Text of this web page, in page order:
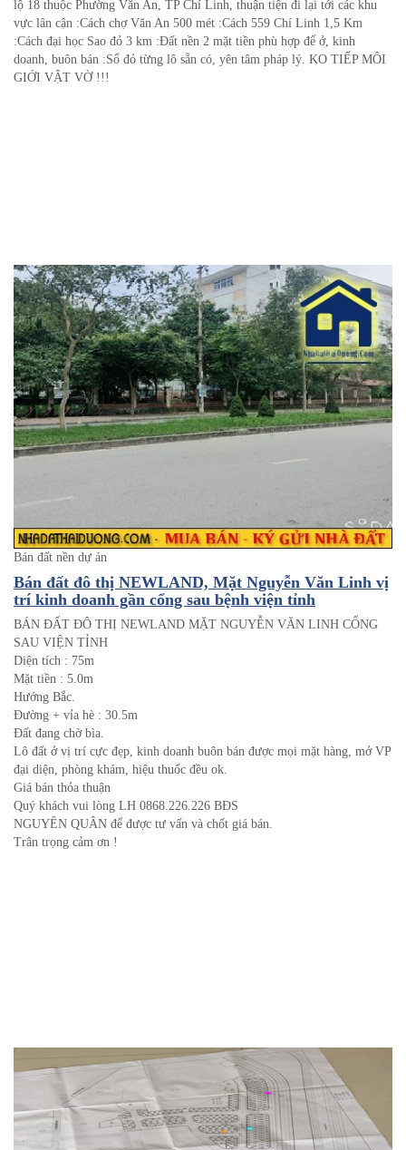
lộ 18 thuộc Phường Văn An, TP Chí Linh, thuận tiện đi lại tới các khu
vực lân cận :Cách chợ Văn An 500 mét :Cách 559 Chí Linh 1,5 Km
:Cách đại học Sao đỏ 3 km :Đất nền 2 mặt tiền phù hợp để ở, kinh
doanh, buôn bán :Sổ đỏ từng lô sẵn có, yên tâm pháp lý. KO TIẾP MÔI
GIỚI VẬT VỜ !!!
Bán đất nền dự án
Bán đất đô thị NEWLAND, Mặt Nguyễn Văn Linh vị
trí kinh doanh gần cổng sau bệnh viện tỉnh
BÁN ĐẤT ĐÔ THỊ NEWLAND MẶT NGUYỄN VĂN LINH CỔNG
SAU VIỆN TỈNH
Diện tích : 75m
Mặt tiền : 5.0m
Hướng Bắc.
Đường + vỉa hè : 30.5m
Đất đang chờ bìa.
Lô đất ở vị trí cực đẹp, kinh doanh buôn bán được mọi mặt hàng, mở VP
đại diện, phòng khám, hiệu thuốc đều ok.
Giá bán thỏa thuận
Quý khách vui lòng LH 0868.226.226 BĐS
NGUYÊN QUÂN để được tư vấn và chốt giá bán.
Trân trọng cảm ơn !